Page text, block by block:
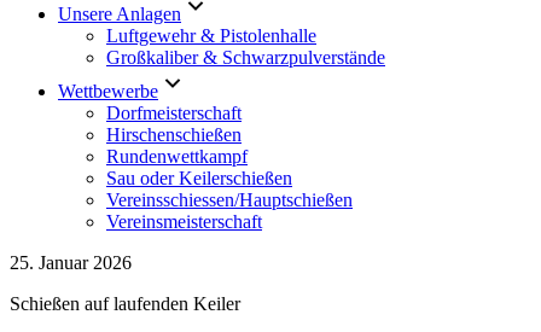
Unsere Anlagen
Luftgewehr & Pistolenhalle
Großkaliber & Schwarzpulverstände
Wettbewerbe
Dorfmeisterschaft
Hirschenschießen
Rundenwettkampf
Sau oder Keilerschießen
Vereinsschiessen/Hauptschießen
Vereinsmeisterschaft
Schießen
laufenden
25. Januar 2026
Schießen auf laufenden Keiler